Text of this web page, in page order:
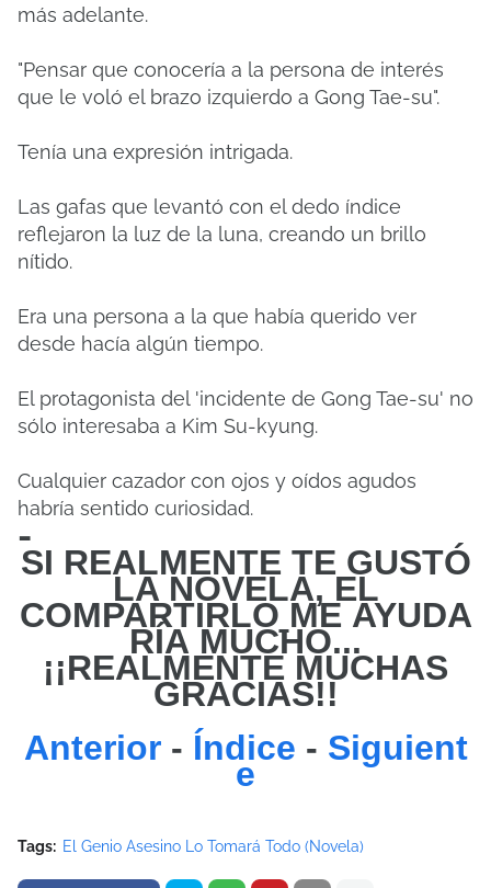
más adelante.
"Pensar que conocería a la persona de interés
que le voló el brazo izquierdo a Gong Tae-su".
Tenía una expresión intrigada.
Las gafas que levantó con el dedo índice
reflejaron la luz de la luna, creando un brillo
nítido.
Era una persona a la que había querido ver
desde hacía algún tiempo.
El protagonista del 'incidente de Gong Tae-su' no
sólo interesaba a Kim Su-kyung.
Cualquier cazador con ojos y oídos agudos
habría sentido curiosidad.
-
SI REALMENTE TE GUSTÓ
LA NOVELA, EL
COMPARTIRLO ME AYUDA
RÍA MUCHO...
¡¡REALMENTE MUCHAS
GRACIAS!!
Anterior - Índice - Siguient
e
Tags: El Genio Asesino Lo Tomará Todo (Novela)